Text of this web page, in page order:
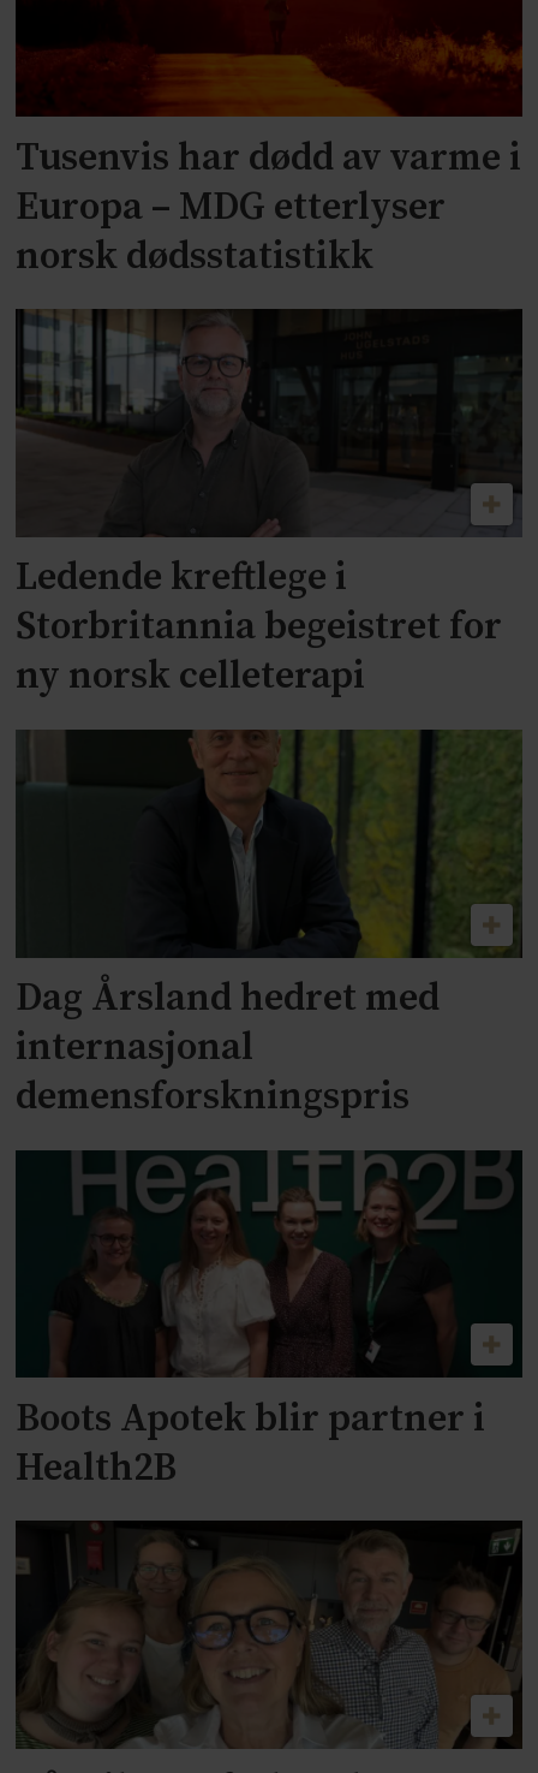
Tusenvis har dødd av varme i
Europa – MDG etterlyser
norsk dødsstatistikk
Ledende kreftlege i
Storbritannia begeistret for
ny norsk celleterapi
Dag Årsland hedret med
internasjonal
demensforskningspris
Boots Apotek blir partner i
Health2B